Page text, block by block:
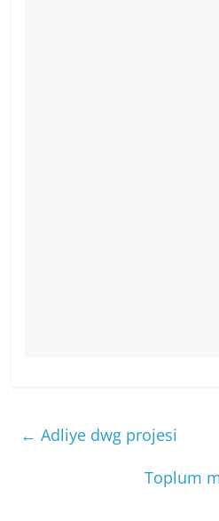
← Adliye dwg projesi
Toplum